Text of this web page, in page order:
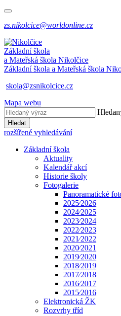
zs.nikolcice@worldonline.cz
Základní škola
a Mateřská škola Nikolčice
Základní škola a Mateřská škola
skola@zsnikolcice.cz
Mapa webu
Hledat
rozšířené vyhledávání
Základní škola
Aktuality
Kalendář akcí
Historie školy
Fotogalerie
Panoramatické
2025⁄2026
2024⁄2025
2023⁄2024
2022⁄2023
2021⁄2022
2020⁄2021
2019⁄2020
2018⁄2019
2017⁄2018
2016⁄2017
2015⁄2016
Elektronická ŽK
Rozvrhy tříd